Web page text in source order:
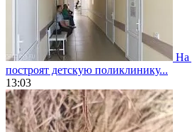
На
построят детскую поликлинику...
13:03